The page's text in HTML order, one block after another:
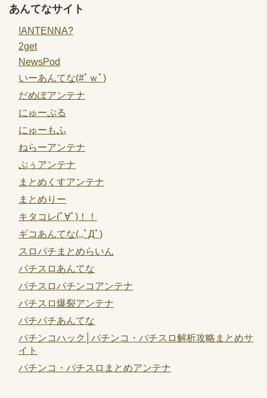
あんてなサイト
!ANTENNA?
2get
NewsPod
いーあんてな(#ﾟｗﾟ)
だめぽアンテナ
にゅーぷる
にゅーもふ
ねらーアンテナ
ぷぅアンテナ
まとめくすアンテナ
まとめりー
キタコレ(ﾟ∀ﾟ)！！
ギコあんてな(,,ﾟДﾟ)
スロパチまとめらいん
パチスロあんてな
パチスロパチンコアンテナ
パチスロ爆裂アンテナ
パチパチあんてな
パチンコハック│パチンコ・パチスロ解析攻略まとめサ
イト
パチンコ・パチスロまとめアンテナ